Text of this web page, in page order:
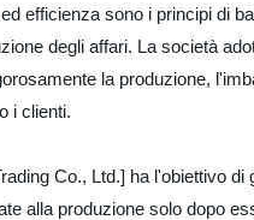
efficienza sono i principi di
degli affari. La società
la produzione,
i clienti.
Co., Ltd.] ha l'obiettivo
alla produzione solo dopo